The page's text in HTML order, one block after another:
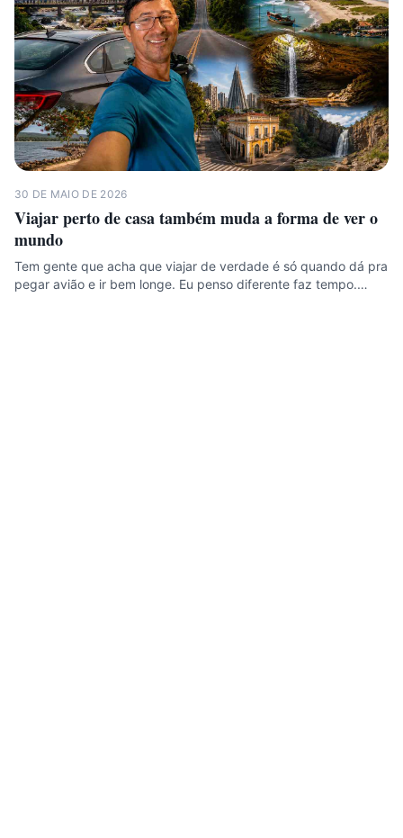
30 DE MAIO DE 2026
Viajar perto de casa também muda a forma de ver o
mundo
Tem gente que acha que viajar de verdade é só quando dá pra
pegar avião e ir bem longe. Eu penso diferente faz tempo.…